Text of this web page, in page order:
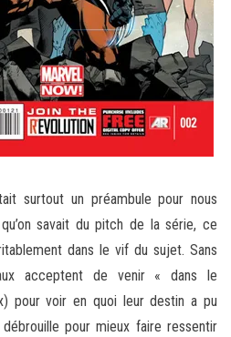
surtout un préambule pour nous
savait du pitch de la série, ce
dans le vif du sujet. Sans
acceptent de venir « dans le
pour voir en quoi leur destin a pu
pour mieux faire ressentir